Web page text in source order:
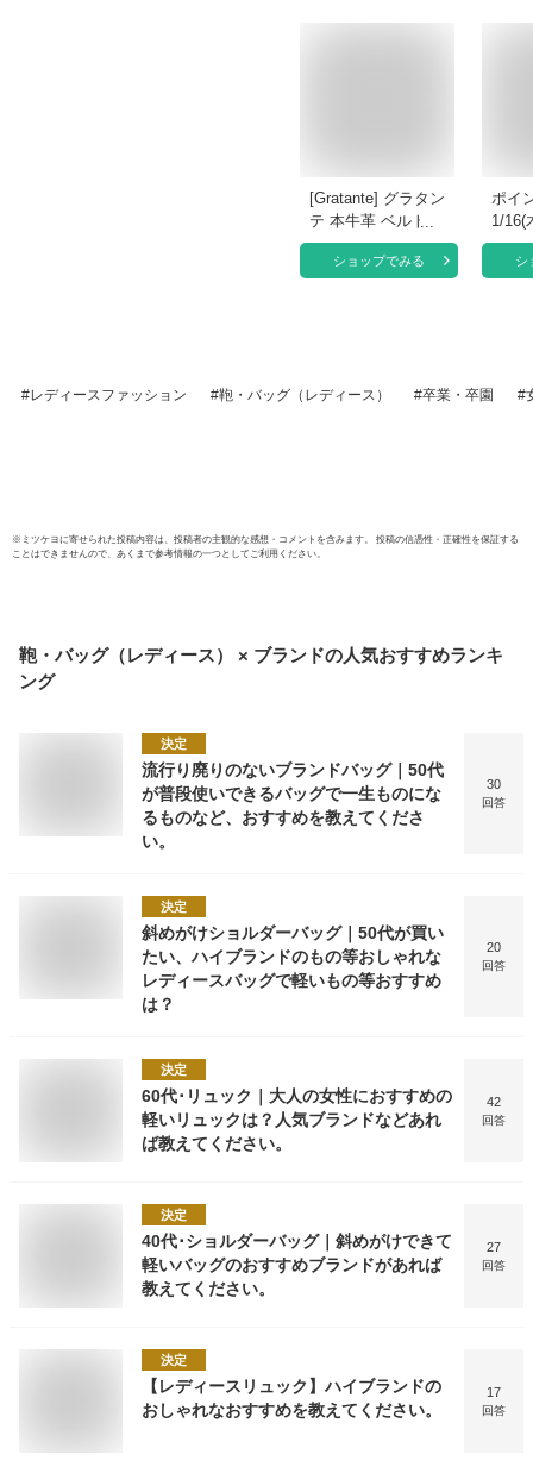
[Gratante] グラタン
テ 本牛革 ベルトデ
ザイン スクエア ミ
ニバッグ レディー
ショップでみる
ポイ
1/16(
【岩
キン
入園
シ
レディースファッション 鞄・バッグ（レディース） 卒業・卒園
※ ミツケヨに寄せられた投稿内容は、投稿者の主観的な感想・コメントを含みます。 投稿の信憑性・正確性を保証する
ことはできませんので、あくまで参考情報の一つとしてご利用ください。
鞄・バッグ（レディース） × ブランドの人気おすすめランキ
ング
決定
流行り廃りのないブランドバッグ｜50代
が普段使いできるバッグで一生ものにな
るものなど、おすすめを教えてくださ
い。
30
回答
決定
斜めがけショルダーバッグ｜50代が買い
たい、ハイブランドのもの等おしゃれな
レディースバッグで軽いもの等おすすめ
は？
20
回答
決定
60代･リュック｜大人の女性におすすめの
軽いリュックは？人気ブランドなどあれ
ば教えてください。
42
回答
決定
40代･ショルダーバッグ｜斜めがけできて
軽いバッグのおすすめブランドがあれば
教えてください。
27
回答
決定
【レディースリュック】ハイブランドの
おしゃれなおすすめを教えてください。
17
回答